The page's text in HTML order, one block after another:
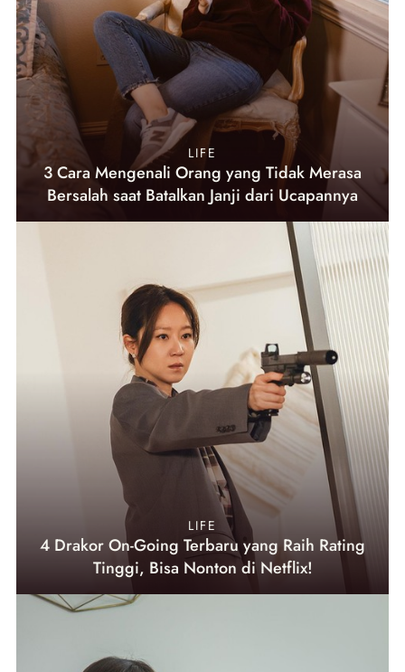
LIFE
3 Cara Mengenali Orang yang Tidak Merasa
Bersalah saat Batalkan Janji dari Ucapannya
LIFE
4 Drakor On-Going Terbaru yang Raih Rating
Tinggi, Bisa Nonton di Netflix!